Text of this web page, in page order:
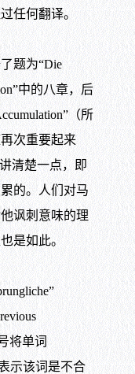
任何翻译。
题为“Die
中的八章，后
（所
次重要起来
清楚一点，即
的。人们对马
讽刺意味的理
是如此。
将单词
示该词是不合